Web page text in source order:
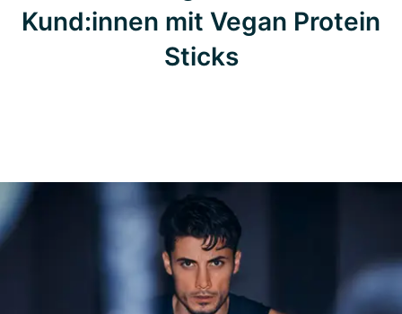
Kund:innen mit Vegan Protein
Sticks